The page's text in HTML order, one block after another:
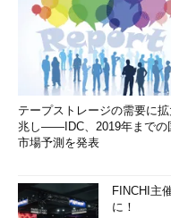
IT管理者を泣かせる
式変更まとめ
ストア版「Microsoft
ルが始まる”は勘違い
結局のところ、
無効化されたのか
ユーザーフレンドリ
Windows 11 Home
コア分離で「メモリ
テープストレージの需要に
兆し――IDC、2019年までの
市場予測を発表
FINCHI主
に！